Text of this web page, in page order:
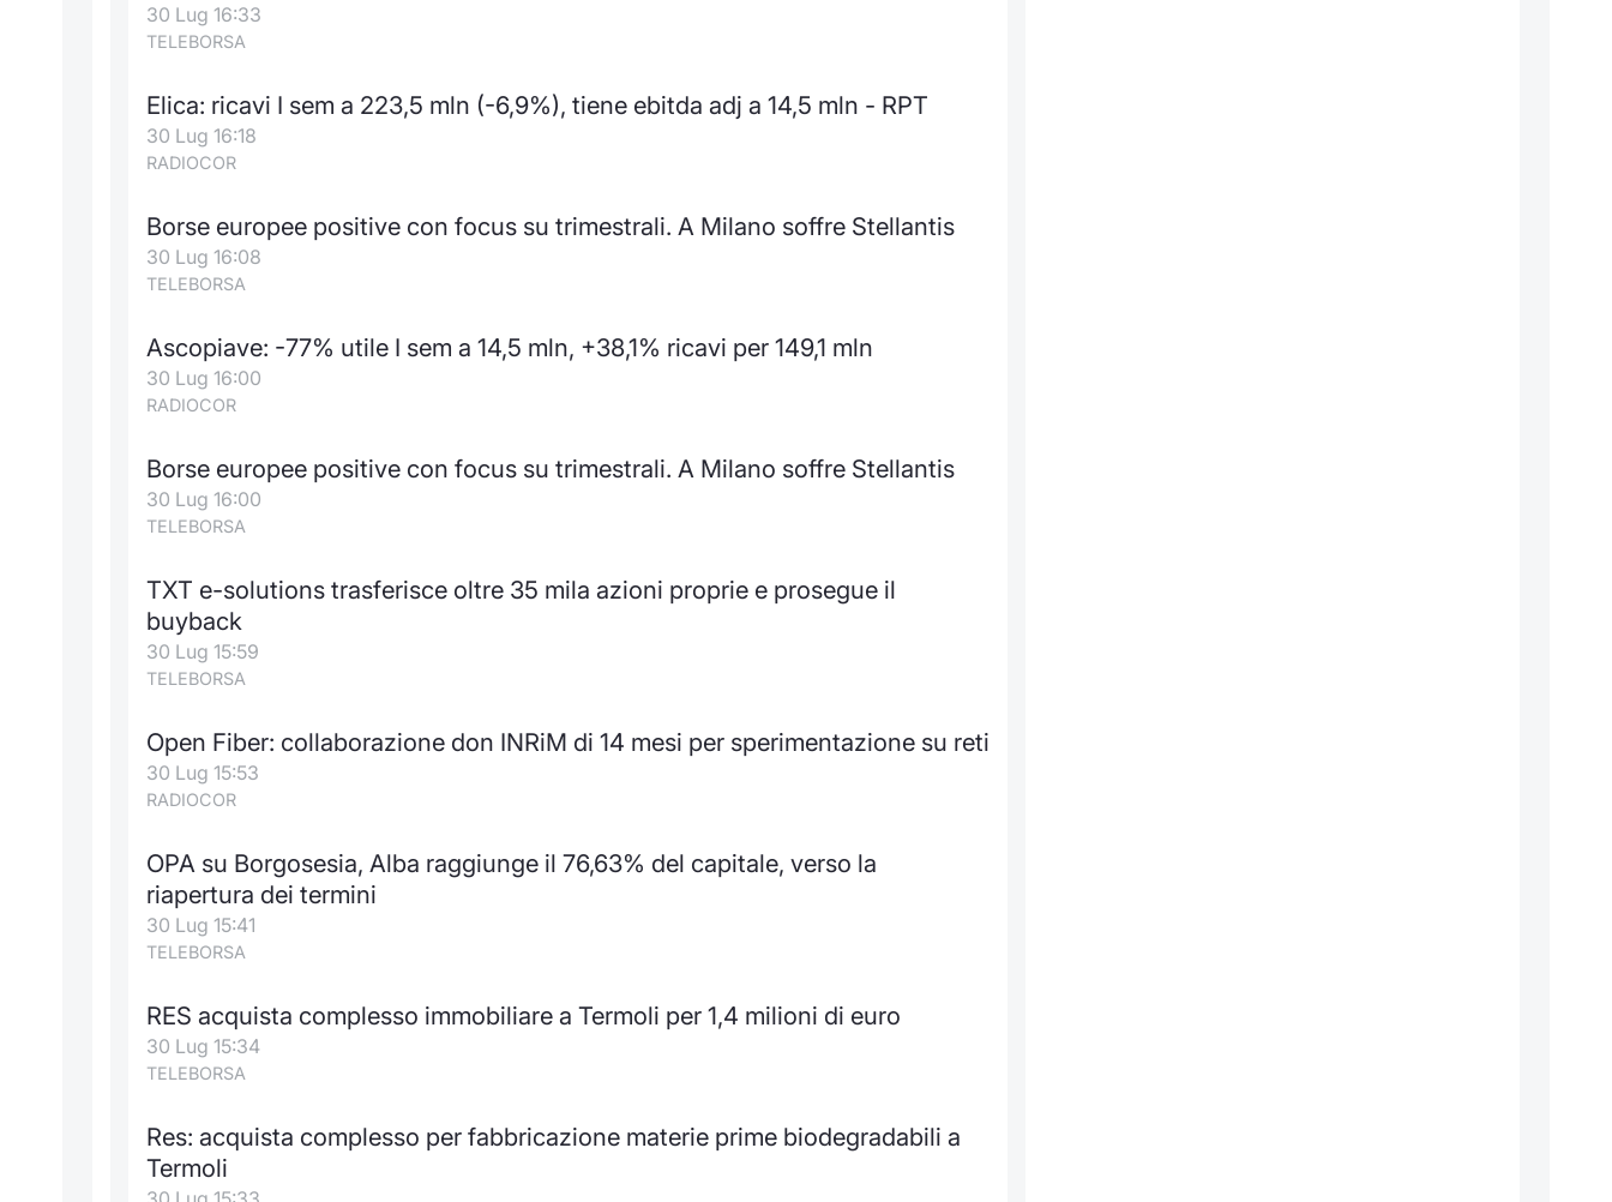
30 Lug 16:33
TELEBORSA
Elica: ricavi I sem a 223,5 mln (-6,9%), tiene ebitda adj a 14,5 mln - RPT
30 Lug 16:18
RADIOCOR
Borse europee positive con focus su trimestrali. A Milano soffre Stellantis
30 Lug 16:08
TELEBORSA
Ascopiave: -77% utile I sem a 14,5 mln, +38,1% ricavi per 149,1 mln
30 Lug 16:00
RADIOCOR
Borse europee positive con focus su trimestrali. A Milano soffre Stellantis
30 Lug 16:00
TELEBORSA
TXT e-solutions trasferisce oltre 35 mila azioni proprie e prosegue il
buyback
30 Lug 15:59
TELEBORSA
Open Fiber: collaborazione don INRiM di 14 mesi per sperimentazione su reti
30 Lug 15:53
RADIOCOR
OPA su Borgosesia, Alba raggiunge il 76,63% del capitale, verso la
riapertura dei termini
30 Lug 15:41
TELEBORSA
RES acquista complesso immobiliare a Termoli per 1,4 milioni di euro
30 Lug 15:34
TELEBORSA
Res: acquista complesso per fabbricazione materie prime biodegradabili a
Termoli